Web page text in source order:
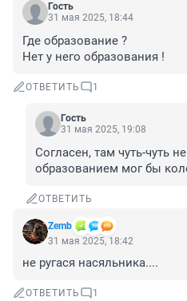
Гость
31 мая 2025, 18:44
Где образование ?
Нет у него образования !
ОТВЕТИТЬ 1
Гость
31 мая 2025, 19:08
Согласен, там чуть-чуть
образованием мог бы
ОТВЕТИТЬ
Zemb
31 мая 2025, 18:42
не ругася насяльника....
ОТВЕТИТЬ 1